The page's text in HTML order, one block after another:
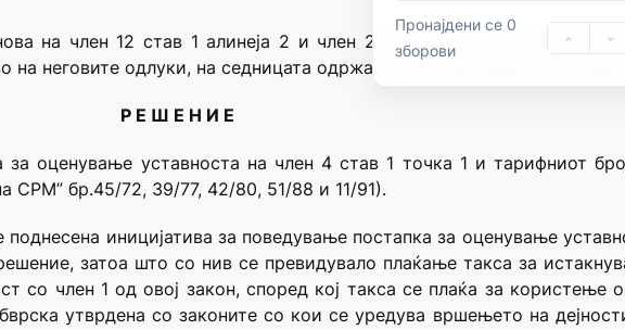
Пронајдени се 0
зборови
на член 12 став 1 алинеја 2 и член 20 од Законот за основите
на неговите одлуки, на седницата одржана на 11 декември 1991
Р Е Ш Е Н И Е
оценување уставноста на член 4 став 1 точка 1 и тарифниот
СРМ” бр.45/72, 39/77, 42/80, 51/88 и 11/91).
иницијатива за поведување постапка за оценување
затоа што со нив се превидувало плаќање такса за
со член 1 од овој закон, според кој такса се плаќа за користење
утврдена со законите со кои се уредува вршењето на